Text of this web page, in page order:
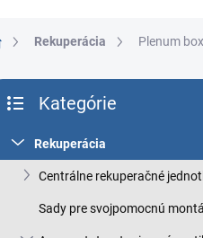
DomovRekuperácia Plenum
Kategórie
Rekuperácia
Centrálne rekuperačné
Sady pre svojpomocnú